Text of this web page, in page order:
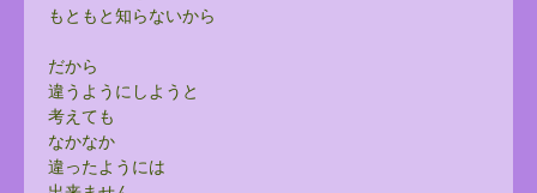
もともと知らないから
だから
違うようにしようと
考えても
なかなか
違ったようには